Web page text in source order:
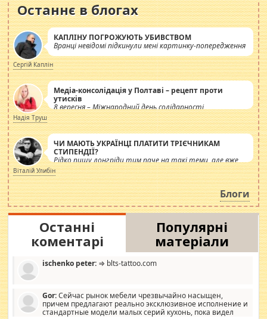
Останнє в блогах
КАПЛІНУ ПОГРОЖУЮТЬ УБИВСТВОМ
Вранці невідомі підкинули мені картинку-попередження
Сергій Каплін
Медіа-консолідація у Полтаві – рецепт проти
утисків
8 вересня – Міжнародний день солідарності
журналістів.
Надія Труш
ЧИ МАЮТЬ УКРАЇНЦІ ПЛАТИТИ ТРІЄЧНИКАМ
СТИПЕНДІЇ?
Рідко пишу лонгріди тим паче на такі теми, але вже
просто дістало! Обурюють сьогоднішні інсенуації
навколо стипендіального питання. Штучно
роздувається ще одна соціальна катастрофа.
Віталій Улибін
Блоги
Останні
коментарі
Популярні
матеріали
ischenko peter: ⇒ blts-tattoo.com
Gor:Сейчас рынок мебели чрезвычайно насыщен,
причем предлагают реально эксклюзивное исполнение и
стандартные модели малых серий кухонь, пока видел